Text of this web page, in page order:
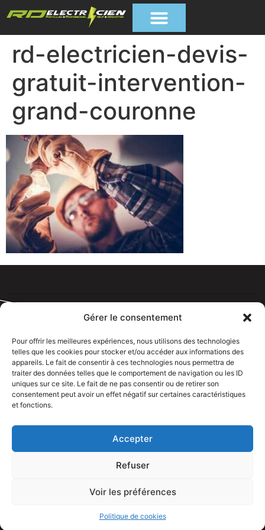
Gérer le consentement
Pour offrir les meilleures expériences, nous utilisons des technologies
telles que les cookies pour stocker et/ou accéder aux informations des
appareils. Le fait de consentir à ces technologies nous permettra de
traiter des données telles que le comportement de navigation ou les ID
uniques sur ce site. Le fait de ne pas consentir ou de retirer son
consentement peut avoir un effet négatif sur certaines caractéristiques
et fonctions.
Accepter
Refuser
Voir les préférences
Politique de cookies
rd-electricien-devis-
gratuit-intervention-
grand-couronne
Tous droits réservé @rdelectricien.fr –Mentions légales–
Recrutement–
Siege social :82 rue Jeanne d’Arc – 76000 Rouen
Bureau et showroom :
APPELEZ NOUS